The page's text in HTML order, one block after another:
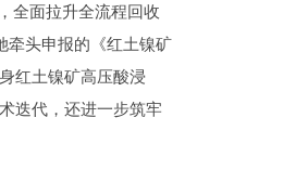
全面拉升全流程回收
牵头申报的《红土镍矿
红土镍矿高压酸浸
迭代，还进一步筑牢